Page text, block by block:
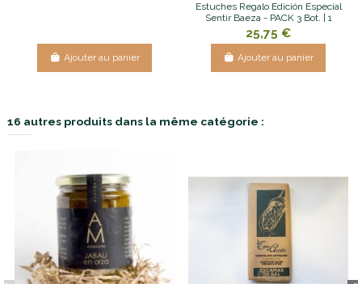
Ajouter au panier
Estuches Regalo Edición Especial
Sentir Baeza - PACK 3 Bot. | 1
25,75 €
Ajouter au panier
16 autres produits dans la même catégorie :